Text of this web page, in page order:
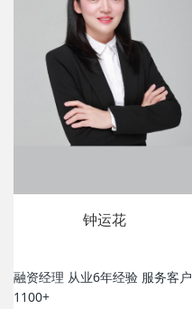
钟运花
融资经理 从业6年经验 服务客户
1100+